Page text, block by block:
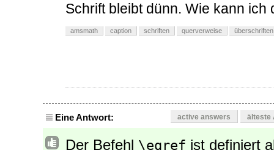
Schrift bleibt dünn. Wie kann ich
amsmath caption schriften querverweise überschriften
Eine Antwort: active answers älteste
Der Befehl \eqref ist definiert